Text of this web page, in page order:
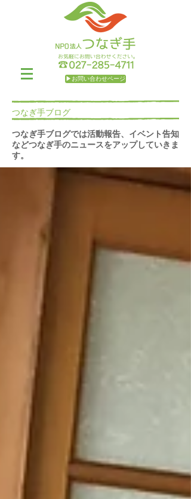
▶お問い合わせページ
つなぎ手ブログ
つなぎ手ブログでは活動報告、イベント告知
などつなぎ手のニュースをアップしていきま
す。